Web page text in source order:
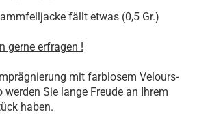
fällt etwas (0,5 Gr.)
gerne erfragen !
mit farblosem Velours-
werden Sie lange Freude an Ihrem
haben.